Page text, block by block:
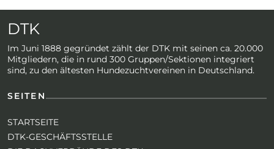
DTK
Im Juni 1888 gegründet zählt der DTK mit seinen ca. 20.000
Mitgliedern, die in rund 300 Gruppen/Sektionen integriert
sind, zu den ältesten Hundezuchtvereinen in Deutschland.
SEITEN
STARTSEITE
DTK-GESCHÄFTSSTELLE